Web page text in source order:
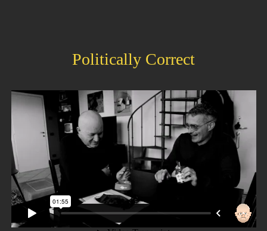
Politically Correct